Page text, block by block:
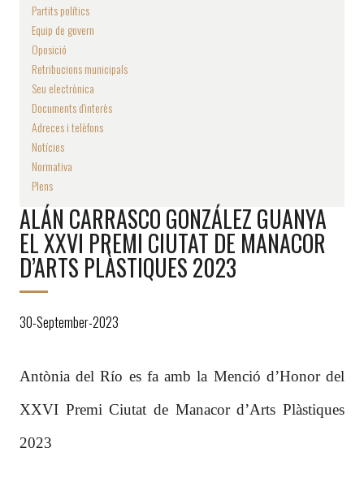
Partits polítics
Equip de govern
Oposició
Retribucions municipals
Seu electrònica
Documents d'interès
Adreces i telèfons
Notícies
Normativa
Plens
ALÁN CARRASCO GONZÁLEZ GUANYA
EL XXVI PREMI CIUTAT DE MANACOR
D’ARTS PLÀSTIQUES 2023
30-September-2023
Antònia del Río es fa amb la Menció d’Honor del
XXVI Premi Ciutat de Manacor d’Arts Plàstiques
2023